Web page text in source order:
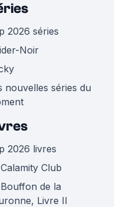
2026 séries
Noir
nouvelles séries du
2026 livres
Club
de la
Livre II